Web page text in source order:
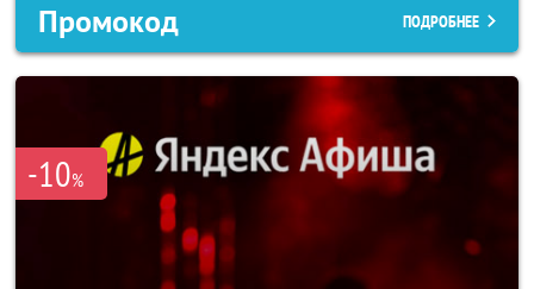
Промокод ПОДРОБНЕЕ
-10%